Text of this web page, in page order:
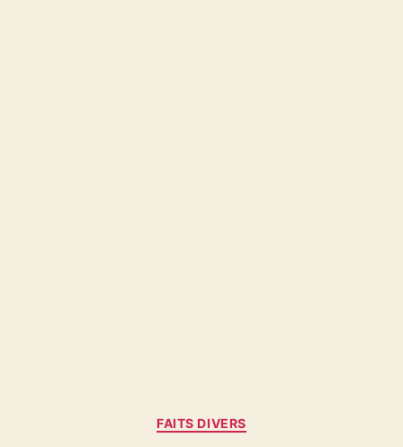
Catégories
FAITS DIVERS